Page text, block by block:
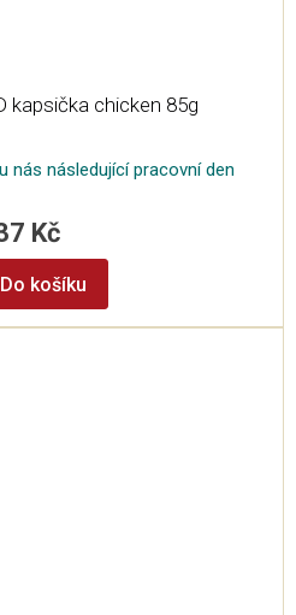
kapsička chicken 85g
nás následující pracovní den
Kč
Do košíku